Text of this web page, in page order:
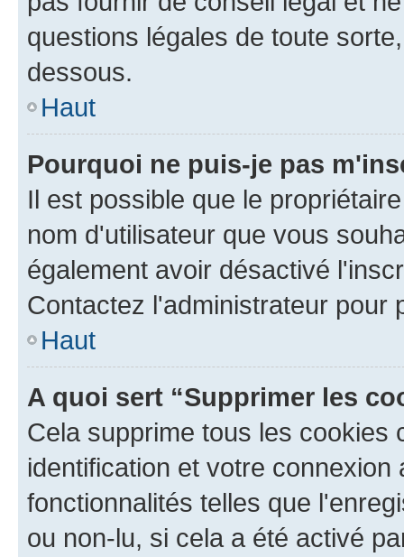
questions légales de toute
dessous.
Haut
Pourquoi ne puis-je pas
Il est possible que le
nom d'utilisateur que vous
également avoir désactivé
Contactez l'administrateur pour
Haut
A quoi sert “Supprimer les
Cela supprime tous les cookies
identification et votre
fonctionnalités telles que
ou non-lu, si cela a été activé